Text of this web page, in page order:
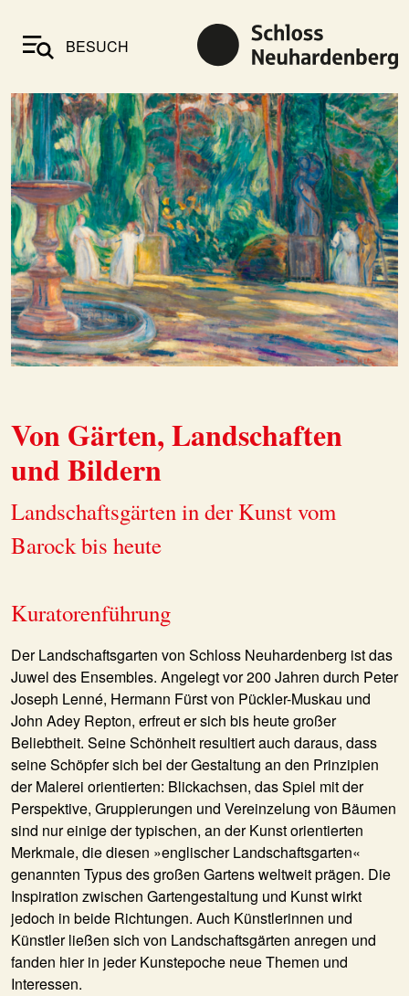
BESUCH
Von Gärten, Landschaften
und Bildern
Landschaftsgärten in der Kunst vom
Barock bis heute
Kuratorenführung
Der Landschaftsgarten von Schloss Neuhardenberg ist das
Juwel des Ensembles. Angelegt vor 200 Jahren durch Peter
Joseph Lenné, Hermann Fürst von Pückler-Muskau und
John Adey Repton, erfreut er sich bis heute großer
Beliebtheit. Seine Schönheit resultiert auch daraus, dass
seine Schöpfer sich bei der Gestaltung an den Prinzipien
der Malerei orientierten: Blickachsen, das Spiel mit der
Perspektive, Gruppierungen und Vereinzelung von Bäumen
sind nur einige der typischen, an der Kunst orientierten
Merkmale, die diesen »englischer Landschaftsgarten«
genannten Typus des großen Gartens weltweit prägen. Die
Inspiration zwischen Gartengestaltung und Kunst wirkt
jedoch in beide Richtungen. Auch Künstlerinnen und
Künstler ließen sich von Landschaftsgärten anregen und
fanden hier in jeder Kunstepoche neue Themen und
Interessen.